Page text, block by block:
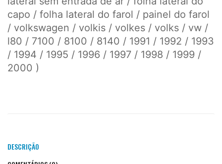
capo / folha lateral do farol / painel do farol
/ volkswagen / volkis / volkes / volks / vw /
l80 / 7100 / 8100 / 8140 / 1991 / 1992 / 1993
/ 1994 / 1995 / 1996 / 1997 / 1998 / 1999 /
2000 )
DESCRIÇÃO